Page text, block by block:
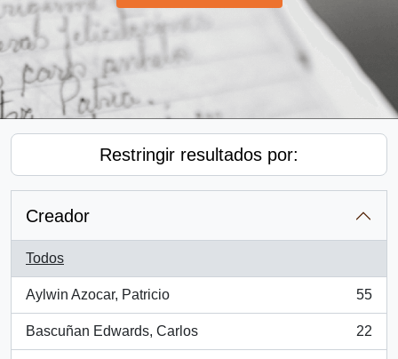
Restringir resultados por:
Creador
Todos
Aylwin Azocar, Patricio
, 55 resultados
55
Bascuñan Edwards, Carlos
, 22 resultados
22